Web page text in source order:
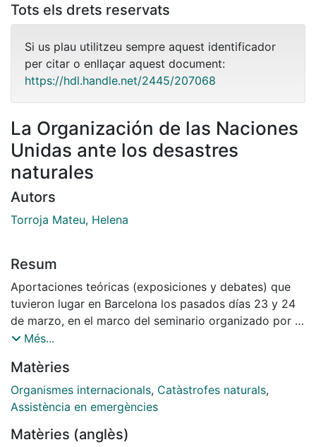
Tots els drets reservats
Si us plau utilitzeu sempre aquest identificador
per citar o enllaçar aquest document:
https://hdl.handle.net/2445/207068
La Organización de las Naciones
Unidas ante los desastres
naturales
Autors
Torroja Mateu, Helena
Resum
Aportaciones teóricas (exposiciones y debates) que
tuvieron lugar en Barcelona los pasados días 23 y 24
de marzo, en el marco del seminario organizado por la
Asociación Española de Estudios Canadienses y la
sociales y técnicos de las administraciones española y
canadiense se reunieron para tratar diferentes
aspectos de la gestión del riesgo y la seguridad desde
institucional, diferentes perspectivas de gestión
Més...
Matèries
Organismes internacionals, Catàstrofes naturals,
Assistència en emergències
Matèries (anglès)